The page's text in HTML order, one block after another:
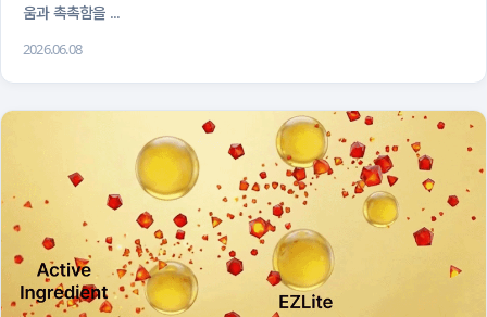
움과 촉촉함을 ...
2026.06.08